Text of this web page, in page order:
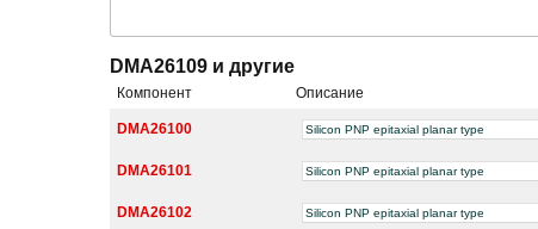
DMA26109 и другие
Компонент Описание
DMA26100 Silicon PNP epitaxial planar type
DMA26101 Silicon PNP epitaxial planar type
DMA26102 Silicon PNP epitaxial planar type